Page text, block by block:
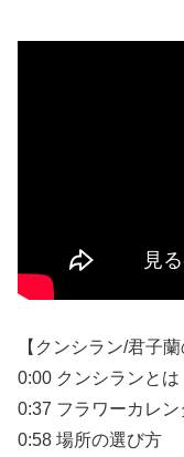
【クンシラン/君子蘭
0:00 クンシランとは
0:37 フラワーカレン
0:58 場所の選び方